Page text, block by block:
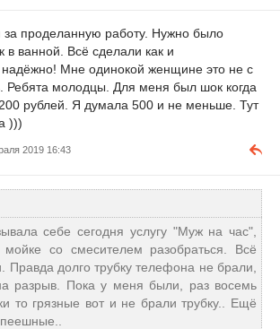
проделанную работу. Нужно было
в ванной. Всё сделали как и
надёжно! Мне одинокой женщине это не с
Ребята молодцы. Для меня был шок когда
рублей. Я думала 500 и не меньше. Тут
)))
2019 16:43
себе сегодня услугу "Муж на час",
со смесителем разобраться. Всё
Правда долго трубку телефона не брали,
разрыв. Пока у меня были, раз восемь
то грязные вот и не брали трубку.. Ещё